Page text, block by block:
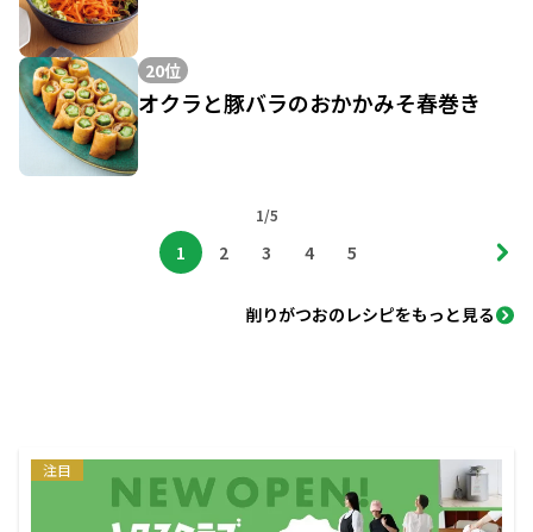
20位
オクラと豚バラのおかかみそ春巻き
1/5
1 2 3 4 5
削りがつおのレシピをもっと見る
注目